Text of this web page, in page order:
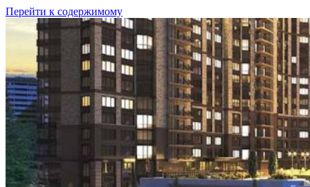
Перейти к содержимому